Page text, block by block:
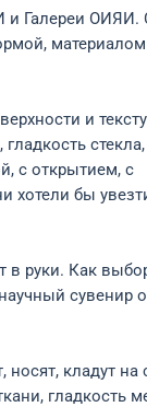
и Галереи ОИЯИ.
и
стекла,
с открытием, с
хотели бы
в руки. Как
сувенир
кладут на
гладкость